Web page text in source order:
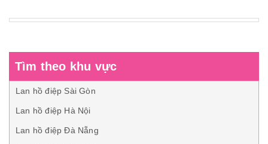
Tìm theo khu vực
Lan hồ điệp Sài Gòn
Lan hồ điệp Hà Nội
Lan hồ điệp Đà Nẵng